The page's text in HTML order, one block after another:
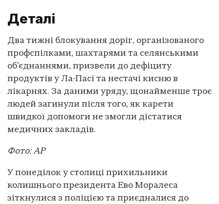
Деталі
Два тижні блокування доріг, організованого
профспілками, шахтарями та селянськими
об’єднаннями, призвели до дефіциту
продуктів у Ла-Пасі та нестачі кисню в
лікарнях. За даними уряду, щонайменше троє
людей загинули після того, як карети
швидкої допомоги не змогли дістатися
медичних закладів.
Фото: АР
У понеділок у столиці прихильники
колишнього президента Ево Моралеса
зіткнулися з поліцією та приєдналися до